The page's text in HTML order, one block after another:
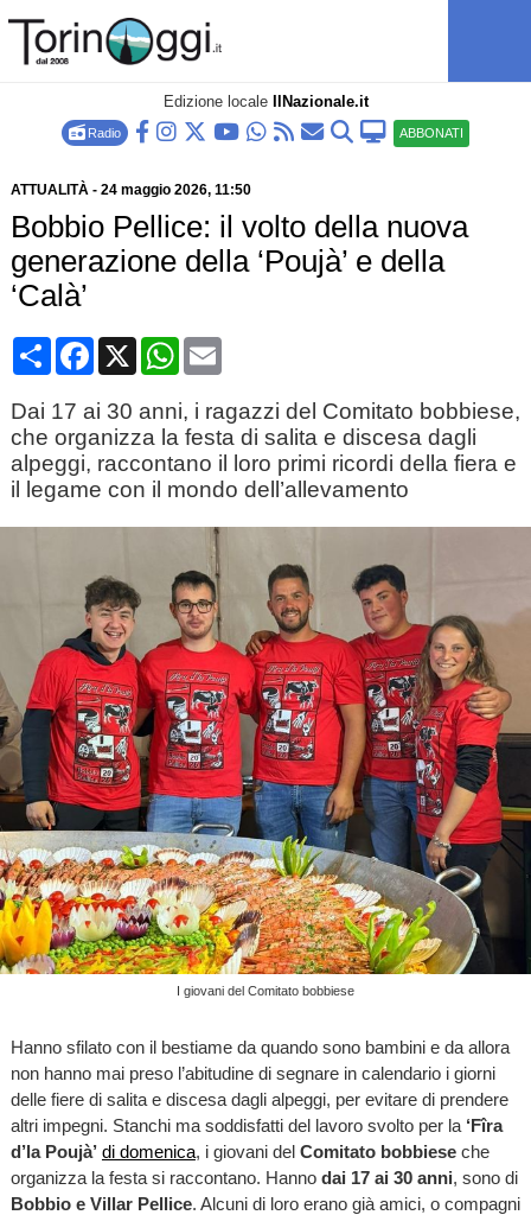
Edizione locale IlNazionale.it
Radio ABBONATI
ATTUALITÀ- 24 maggio 2026, 11:50
Bobbio Pellice: il volto della nuova
generazione della ‘Poujà’ e della
‘Calà’
CondividiFacebook
X WhatsApp
Email
Dai 17 ai 30 anni, i ragazzi del Comitato bobbiese,
che organizza la festa di salita e discesa dagli
alpeggi, raccontano il loro primi ricordi della fiera e
il legame con il mondo dell’allevamento
I giovani del Comitato bobbiese
Hanno sfilato con il bestiame da quando sono bambini e da allora
non hanno mai preso l’abitudine di segnare in calendario i giorni
delle fiere di salita e discesa dagli alpeggi, per evitare di prendere
altri impegni. Stanchi ma soddisfatti del lavoro svolto per la ‘Fîra
d’la Poujà’ di domenica, i giovani del Comitato bobbieseche
organizza la festa si raccontano. Hanno dai 17 ai 30 anni, sono di
Bobbio e Villar Pellice. Alcuni di loro erano già amici, o compagni